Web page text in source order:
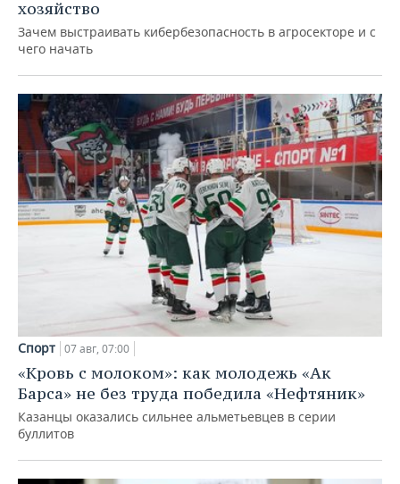
хозяйство
Зачем выстраивать кибербезопасность в агросекторе и с
чего начать
Спорт 07 авг, 07:00
«Кровь с молоком»: как молодежь «Ак
Барса» не без труда победила «Нефтяник»
Казанцы оказались сильнее альметьевцев в серии
буллитов